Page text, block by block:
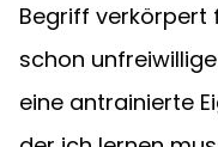
Begriff verkörpert
schon
eine antrainierte